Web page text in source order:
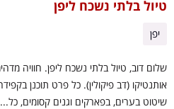
טיול בלתי נשכח ליפן
יפן
שלום דוב, טיול בלתי נשכח ליפן. חוויה
אותנטיקו (דב פיקולין). כל פרט תוכנן
שיטוט בערים, בפארקים וגנים קסומים, כל...